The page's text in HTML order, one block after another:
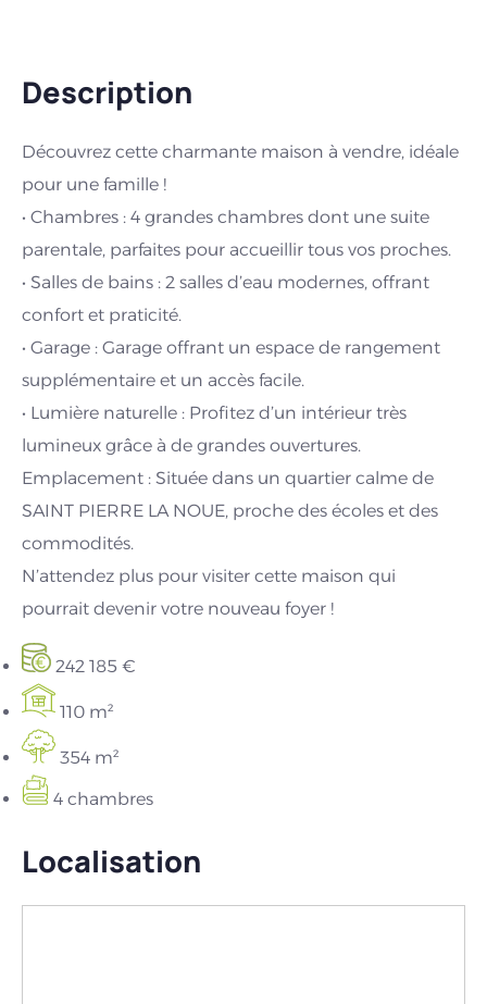
Description
Découvrez cette charmante maison à vendre, idéale
pour une famille !
• Chambres : 4 grandes chambres dont une suite
parentale, parfaites pour accueillir tous vos proches.
• Salles de bains : 2 salles d’eau modernes, offrant
confort et praticité.
• Garage : Garage offrant un espace de rangement
supplémentaire et un accès facile.
• Lumière naturelle : Profitez d’un intérieur très
lumineux grâce à de grandes ouvertures.
Emplacement : Située dans un quartier calme de
SAINT PIERRE LA NOUE, proche des écoles et des
commodités.
N’attendez plus pour visiter cette maison qui
pourrait devenir votre nouveau foyer !
242 185 €
110 m²
354 m²
4 chambres
Localisation